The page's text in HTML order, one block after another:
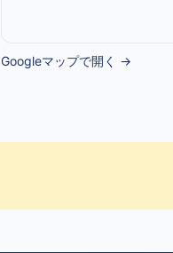
Googleマップで開く →